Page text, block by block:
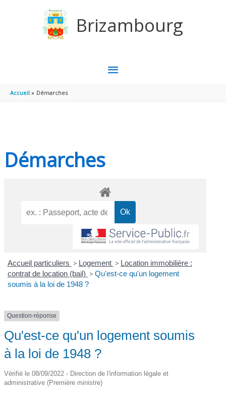
Brizambourg
MENU
Accueil Démarches
Démarches
Accueil particuliers > Logement > Location immobilière :
contrat de location (bail) > Qu'est-ce qu'un logement
soumis à la loi de 1948 ?
Question-réponse
Qu'est-ce qu'un logement soumis
à la loi de 1948 ?
Vérifié le 08/09/2022 - Direction de l'information légale et
administrative (Première ministre)